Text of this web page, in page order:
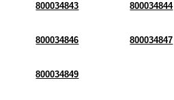
800034843 800034844
800034846 800034847
800034849